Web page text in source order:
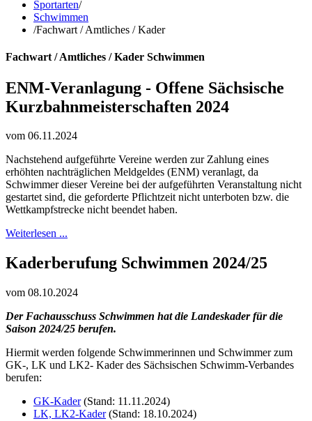
Sportarten/
Schwimmen
/Fachwart / Amtliches / Kader
Fachwart / Amtliches / Kader Schwimmen
ENM-Veranlagung - Offene Sächsische
Kurzbahnmeisterschaften 2024
vom 06.11.2024
Nachstehend aufgeführte Vereine werden zur Zahlung eines
erhöhten nachträglichen Meldgeldes (ENM) veranlagt, da
Schwimmer dieser Vereine bei der aufgeführten Veranstaltung nicht
gestartet sind, die geforderte Pflichtzeit nicht unterboten bzw. die
Wettkampfstrecke nicht beendet haben.
Weiterlesen ...
Kaderberufung Schwimmen 2024/25
vom 08.10.2024
Der Fachausschuss Schwimmen hat die Landeskader für die
Saison 2024/25 berufen.
Hiermit werden folgende Schwimmerinnen und Schwimmer zum
GK-, LK und LK2- Kader des Sächsischen Schwimm-Verbandes
berufen:
GK-Kader(Stand: 11.11.2024)
LK, LK2-Kader(Stand: 18.10.2024)